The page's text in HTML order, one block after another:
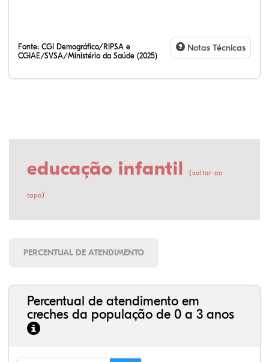
Fonte: CGI Demográfico/RIPSA e
CGIAE/SVSA/Ministério da Saúde (2025)
Notas Técnicas
educação infantil (voltar ao
topo)
PERCENTUAL DE ATENDIMENTO
Percentual de atendimento em
creches da população de 0 a 3 anos